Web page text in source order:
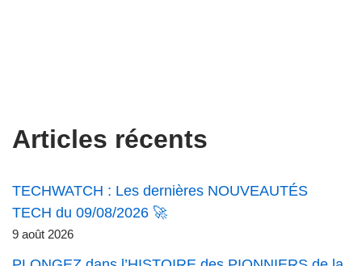
Articles récents
TECHWATCH : Les dernières NOUVEAUTÉS
TECH du 09/08/2026 🚀
9 août 2026